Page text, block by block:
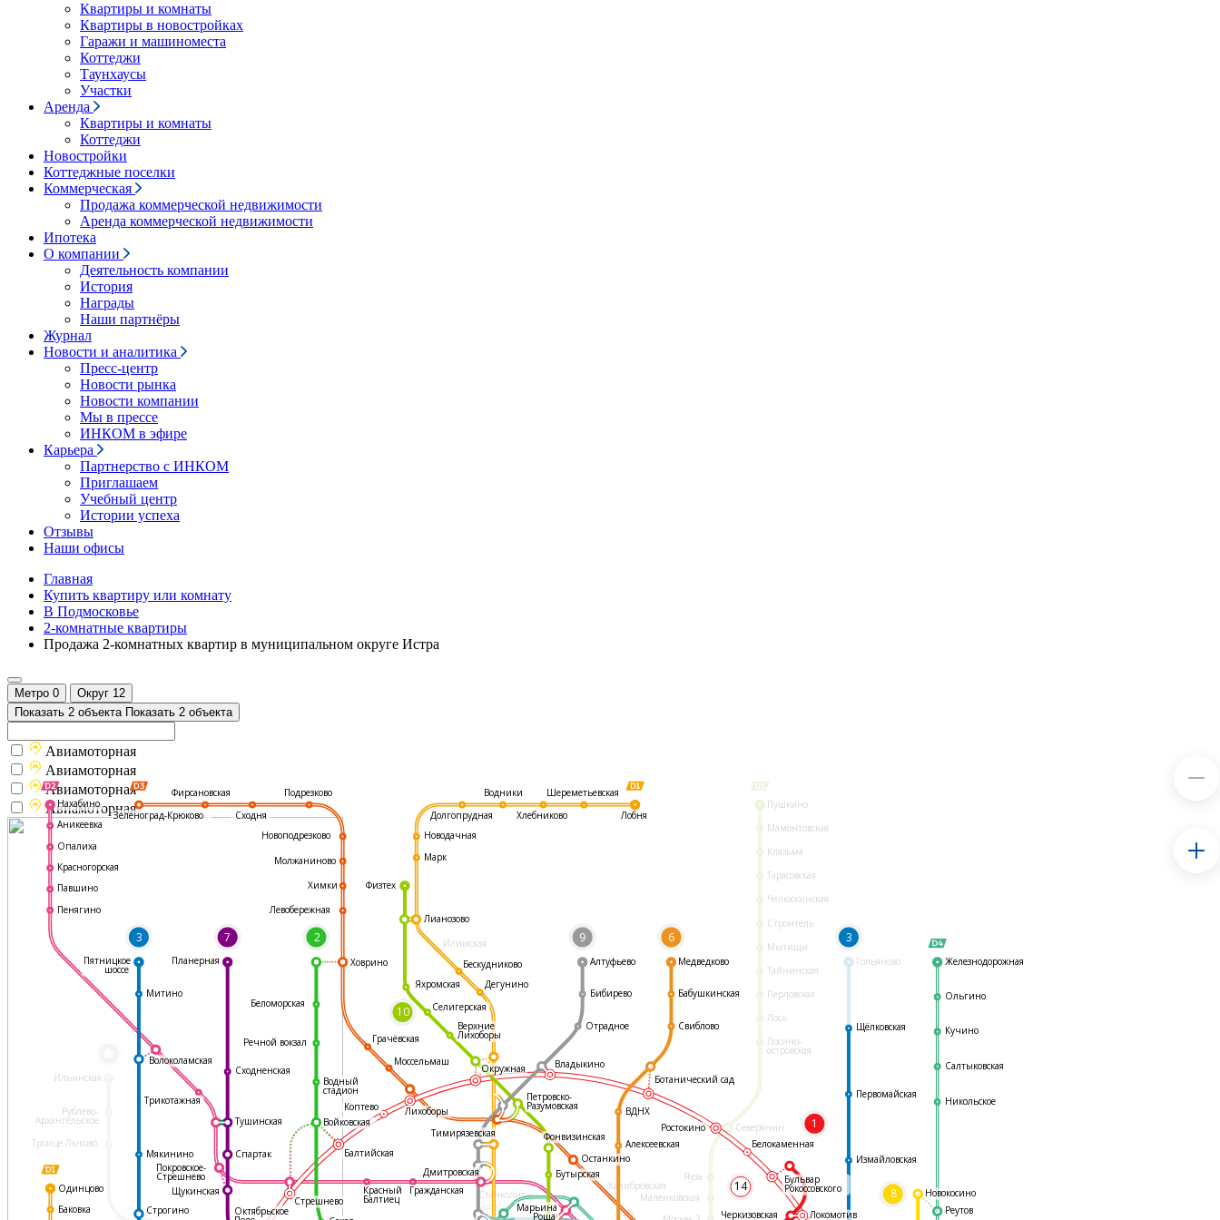
Квартиры и комнаты
Квартиры в новостройках
Гаражи и машиноместа
Коттеджи
Таунхаусы
Участки
Аренда
Квартиры и комнаты
Коттеджи
Новостройки
Коттеджные поселки
Коммерческая
Продажа коммерческой недвижимости
Аренда коммерческой недвижимости
Ипотека
О компании
Деятельность компании
История
Награды
Наши партнёры
Журнал
Новости и аналитика
Пресс-центр
Новости рынка
Новости компании
Мы в прессе
ИНКОМ в эфире
Карьера
Партнерство с ИНКОМ
Приглашаем
Учебный центр
Истории успеха
Отзывы
Наши офисы
Главная
Купить квартиру или комнату
В Подмосковье
2-комнатные квартиры
Продажа 2-комнатных квартир в муниципальном округе Истра
Метро 0 Округ 12
Показать 2 объекта Показать 2 объекта
Илимская
Пушкино
Мамонтовская
Клязьма
Тарасовская
Челюскинская
Мытищи
Тайнинская
Перловская
Лось
Лосино-
островская
Северянин
Яуза
Маленковская
Строитель
Гольяново
Ильинская
Рублево-
Архангельское
Троице-Лыково
Калибровская
Станколит
3 3
7
14 8
2 9 6
10
1
Фирсановская
Сходня
Подрезково
Новоподрезково
Молжаниново
Химки
Левобережная
Ховрино
Грачёвская
Моссельмаш
Останкино
Железнодорожная
Ольгино
Кучино
Салтыковская
Никольское
Реутов
Бульвар
Рокоссовского
Локомотив
Измайловская
Первомайская
Щёлковская
Медведково
Бабушкинская
Свиблово
ВДНХ
Алексеевская
Красный
Балтиец
Гражданская
Дмитровская
Коптево Лихоборы
Балтийская
Войковская
Водный
стадион
Сходненская
Трикотажная
Волоколамская
Тушинская
Мякинино
Строгино
Митино
Нахабино
Аникеевка
Опалиха
Красногорская
Павшино
Пенягино
Одинцово
Баковка
Пятницкое
шоссе
Планерная
Спартак
Стрешнево
Щукинская
Октябрьское
Окружная
Дегунино
Бескудниково
Верхние
Лихоборы
Селигерская
Физтех
Яхромская
Марк
Лианозово
Новодачная
Речной вокзал
Беломорская
Долгопрудная
Водники
Хлебниково
Шереметьевская
Лобня
Тимирязевская
Марьина
Роща
Фонвизинская
Бутырская
Петровско-
Разумовская
Покровское-
Стрешнево
Бибирево
Отрадное
Владыкино
Ботанический сад
Алтуфьево
Белокаменная
Ростокино
Новокосино
Черкизовская
Зеленоград-Крюково
Авиамоторная
Авиамоторная
Авиамоторная
Авиамоторная